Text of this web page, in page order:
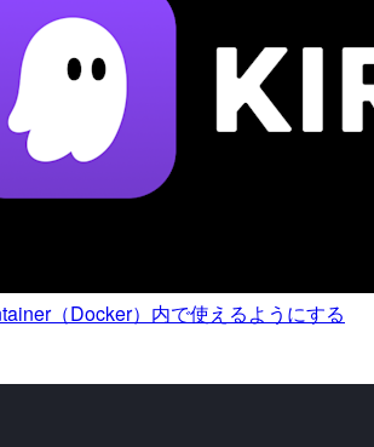
（Docker）内で使えるようにする